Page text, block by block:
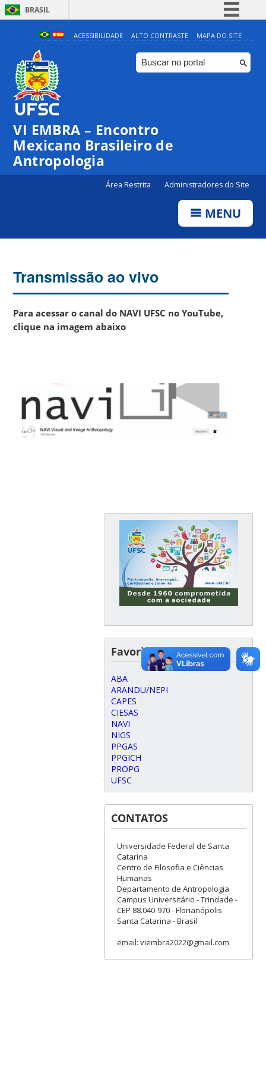
BRASIL
Simplifique!
Comunica BR
Participe
ACESSIBILIDADE ALTO CONTRASTE MAPA DO SITE
VI EMBRA – Encontro
Mexicano Brasileiro de
Antropologia
Área Restrita Administradores do Site
MENU
Transmissão ao vivo
Para acessar o canal do NAVI UFSC no YouTube,
clique na imagem abaixo
Favoritos
ABA
ARANDU/NEPI
CAPES
CIESAS
NAVI
NIGS
PPGAS
PPGICH
PROPG
UFSC
CONTATOS
Universidade Federal de Santa
Catarina
Centro de Filosofia e Ciências
Humanas
Departamento de Antropologia
Campus Universitário - Trindade -
CEP 88.040-970 - Florianópolis
Santa Catarina - Brasil
email: viembra2022@gmail.com